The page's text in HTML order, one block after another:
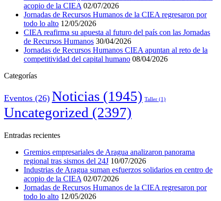
acopio de la CIEA 02/07/2026
Jornadas de Recursos Humanos de la CIEA regresaron por
todo lo alto 12/05/2026
CIEA reafirma su apuesta al futuro del país con las Jornadas
de Recursos Humanos 30/04/2026
Jornadas de Recursos Humanos CIEA apuntan al reto de la
competitividad del capital humano 08/04/2026
Categorías
Eventos (26) Noticias (1945) Taller (1)
Uncategorized (2397)
Entradas recientes
Gremios empresariales de Aragua analizaron panorama
regional tras sismos del 24J 10/07/2026
Industrias de Aragua suman esfuerzos solidarios en centro de
acopio de la CIEA 02/07/2026
Jornadas de Recursos Humanos de la CIEA regresaron por
todo lo alto 12/05/2026